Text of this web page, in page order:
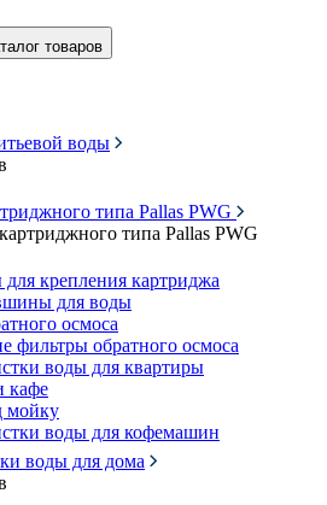
товаров
воды
типа Pallas PWG
типа Pallas PWG
крепления картриджа
для воды
осмоса
фильтры обратного осмоса
воды для квартиры
кафе
мойку
воды для кофемашин
воды для дома